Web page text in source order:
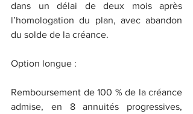
dans un délai de deux mois après
l’homologation du plan, avec abandon
du solde de la créance.
Option longue :
Remboursement de 100 % de la créance
admise, en 8 annuités progressives,